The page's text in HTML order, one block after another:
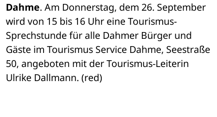
Dahme. Am Donnerstag, dem 26. September
wird von 15 bis 16 Uhr eine Tourismus-
Sprechstunde für alle Dahmer Bürger und
Gäste im Tourismus Service Dahme, Seestraße
50, angeboten mit der Tourismus-Leiterin
Ulrike Dallmann. (red)